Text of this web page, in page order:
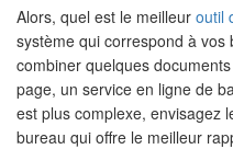
Alors, quel est le meilleur outil
système qui correspond à
combiner quelques
page, un service en ligne de
est plus complexe, envisagez
bureau qui offre le meilleur